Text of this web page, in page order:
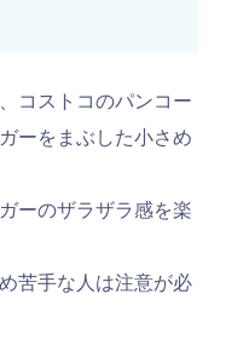
コストコのパンコー
ーをまぶした小さめ
ーのザラザラ感を楽
苦手な人は注意が必